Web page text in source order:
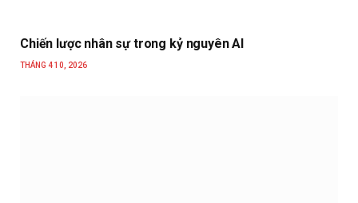
Chiến lược nhân sự trong kỷ nguyên AI
THÁNG 4 10, 2026